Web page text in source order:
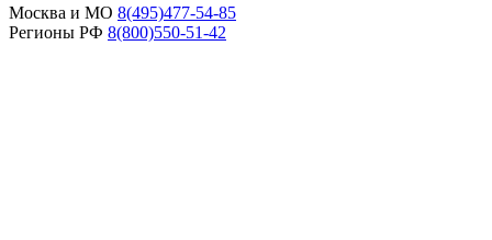
Москва и МО 8(495)477-54-85
Регионы РФ 8(800)550-51-42